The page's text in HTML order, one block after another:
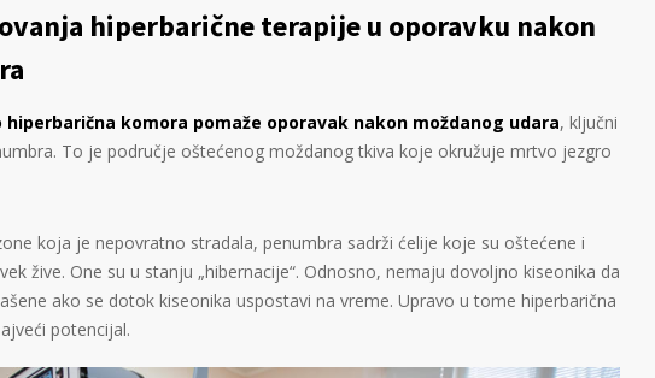
hiperbarične terapije u oporavku nakon
hiperbarična komora pomaže oporavak nakon moždanog udara, ključni
To je područje oštećenog moždanog tkiva koje okružuje mrtvo jezgro
koja je nepovratno stradala, penumbra sadrži ćelije koje su oštećene i
žive. One su u stanju „hibernacije“. Odnosno, nemaju dovoljno kiseonika da
ako se dotok kiseonika uspostavi na vreme. Upravo u tome hiperbarična
potencijal.